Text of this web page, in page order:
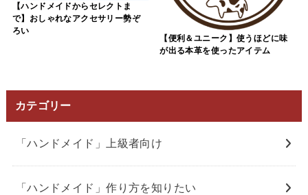
【ハンドメイドからセレクトま
で】おしゃれなアクセサリー勢ぞ
ろい
【便利＆ユニーク】使うほどに味
が出る本革を使ったアイテム
カテゴリー
「ハンドメイド」上級者向け
「ハンドメイド」作り方を知りたい